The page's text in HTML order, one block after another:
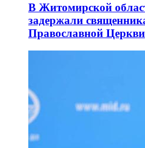
В Житомирской
задержали
Православной Церкви